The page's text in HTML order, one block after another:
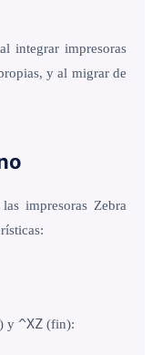
integrar impresoras
y al migrar de
impresoras Zebra
y ^XZ (fin):